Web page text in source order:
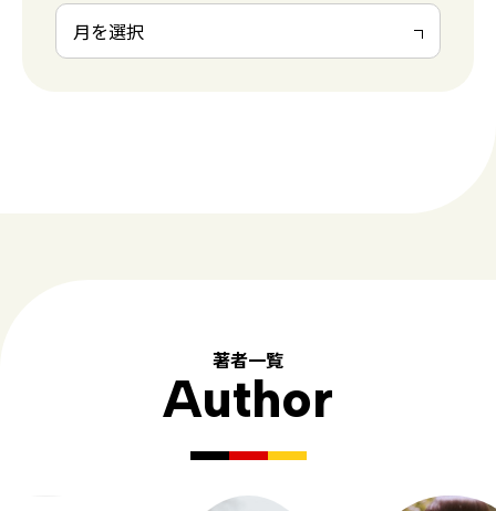
著者一覧
Author